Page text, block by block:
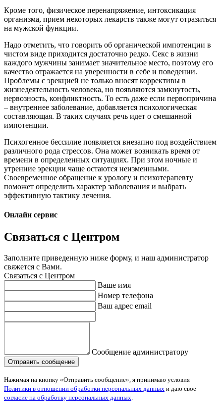
Кроме того, физическое перенапряжение, интоксикация
организма, прием некоторых лекарств также могут отразиться
на мужской функции.
Надо отметить, что говорить об органической импотенции в
чистом виде приходится достаточно редко. Секс в жизни
каждого мужчины занимает значительное место, поэтому его
качество отражается на уверенности в себе и поведении.
Проблемы с эрекцией не только вносят коррективы в
жизнедеятельность человека, но появляются замкнутость,
нервозность, конфликтность. То есть даже если первопричина
– внутреннее заболевание, добавляется психологическая
составляющая. В таких случаях речь идет о смешанной
импотенции.
Психогенное бессилие появляется внезапно под воздействием
различного рода стрессов. Она может возникать время от
времени в определенных ситуациях. При этом ночные и
утренние эрекции чаще остаются неизменными.
Своевременное обращение к урологу и психотерапевту
поможет определить характер заболевания и выбрать
эффективную тактику лечения.
Онлайн сервис
Связаться с Центром
Заполните приведенную ниже форму, и наш администратор
свяжется с Вами.
Связаться с Центром
Ваше имя
Номер телефона
Ваш адрес email
Сообщение администратору
Нажимая на кнопку «Отправить сообщение», я принимаю условия
Политики в отношении обработки персональных данных и даю свое
согласие на обработку персональных данных